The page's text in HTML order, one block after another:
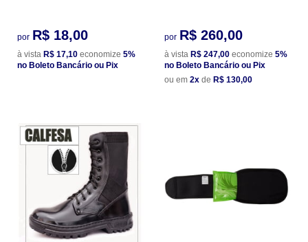
por R$ 18,00
à vista R$ 17,10 economize 5%
no Boleto Bancário ou Pix
por R$ 260,00
à vista R$ 247,00 economize 5%
no Boleto Bancário ou Pix
ou em 2x de R$ 130,00